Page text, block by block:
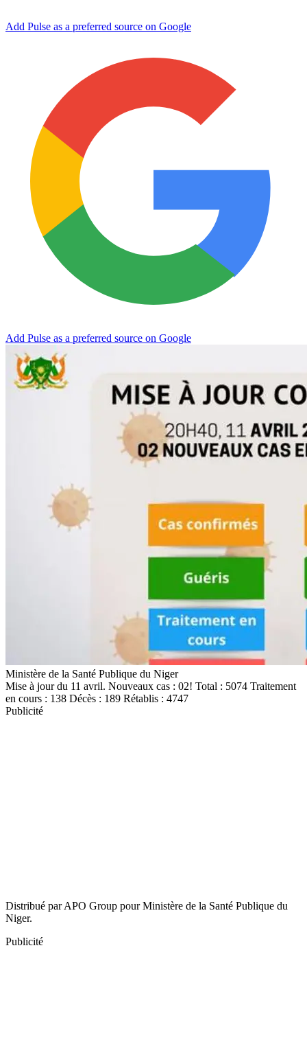
Add Pulse as a preferred source on Google
Add Pulse as a preferred source on Google
Ministère de la Santé Publique du Niger
Mise à jour du 11 avril. Nouveaux cas : 02! Total : 5074 Traitement
en cours : 138 Décès : 189 Rétablis : 4747
Publicité
Distribué par APO Group pour Ministère de la Santé Publique du
Niger.
Publicité